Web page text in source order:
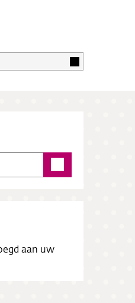
aan uw